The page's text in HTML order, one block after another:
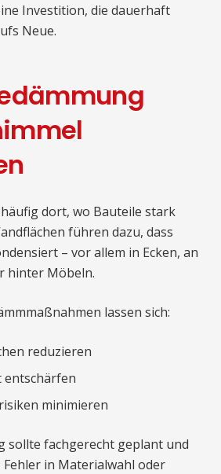
Investition, die dauerhaft
Neue.
dort, wo Bauteile stark
führen dazu, dass
– vor allem in Ecken, an
hinter Möbeln.
lassen sich:
reduzieren
minimieren
sollte fachgerecht geplant und
in Materialwahl oder